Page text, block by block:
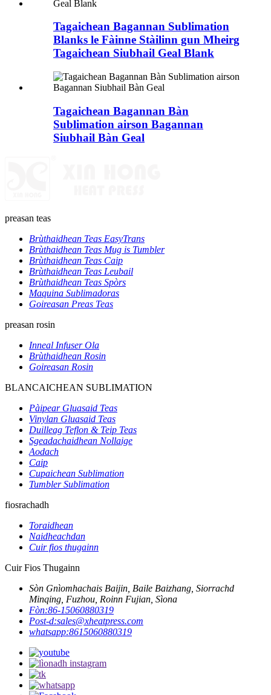
Tagaichean Bagannan Sublimation
Blanks le Fàinne Stàilinn gun Mheirg
Tagaichean Siubhail Geal Blank
Tagaichean Bagannan Bàn
Sublimation airson Bagannan
Siubhail Bàn Geal
preasan teas
Brùthaidhean Teas EasyTrans
Brùthaidhean Teas Mug is Tumbler
Brùthaidhean Teas Caip
Brùthaidhean Teas Leubail
Brùthaidhean Teas Spòrs
Maquina Sublimadoras
Goireasan Preas Teas
preasan rosin
Inneal Infuser Ola
Brùthaidhean Rosin
Goireasan Rosin
BLANCAICHEAN SUBLIMATION
Pàipear Gluasaid Teas
Vinylan Gluasaid Teas
Duilleag Teflon & Teip Teas
Sgeadachaidhean Nollaige
Aodach
Caip
Cupaichean Sublimation
Tumbler Sublimation
fiosrachadh
Toraidhean
Naidheachdan
Cuir fios thugainn
Cuir Fios Thugainn
Sòn Gnìomhachais Baijin, Baile Baizhang, Siorrachd
Minqing, Fuzhou, Roinn Fujian, Sìona
Fòn:86-15060880319
Post-d:sales@xheatpress.com
whatsapp:8615060880319